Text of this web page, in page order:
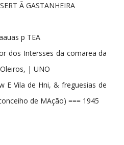
Ã GASTANHEIRA
p TEA
dos Intersses da comarea da
| UNO
E Vila de Hni, & freguesias de
de MAção) === 1945